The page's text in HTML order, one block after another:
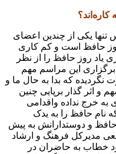
تنها یکی از چندین اعضای
روز حافظ است و کم کاری
یاد روز حافظ را از نظر
این مراسم مهم
نگردیده که بدا به حال ما و
و اثر گذار برپایی چنین
به خرج نداده واقدامی
نام حافظ را به یدک
و دوستدارانش به پیش
مدیرکل فرهنگ و ارشاد
خطاب به حاضران در